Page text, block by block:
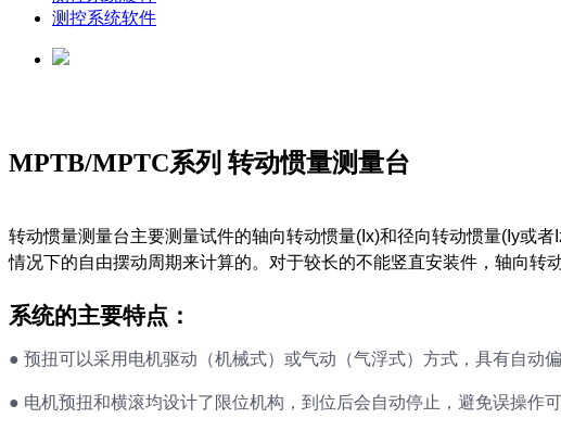
测控系统软件
MPTB/MPTC系列 转动惯量测量台
转动惯量测量台主要测量试件的轴向转动惯量(Ix)和径向转动惯量(Iy或
情况下的自由摆动周期来计算的。对于较长的不能竖直安装件，轴向转
系统的主要特点：
● 预扭可以采用电机驱动（机械式）或气动（气浮式）方式，具有自动
● 电机预扭和横滚均设计了限位机构，到位后会自动停止，避免误操作